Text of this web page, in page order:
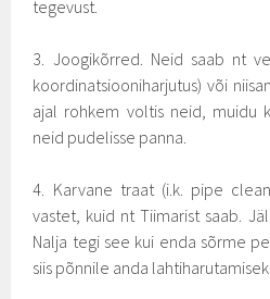
tegevust.
3. Joogikõrred. Neid saab nt
koordinatsiooniharjutus) või
ajal rohkem voltis neid, muidu
neid pudelisse panna.
4. Karvane traat (i.k. pipe
vastet, kuid nt Tiimarist saab.
Nalja tegi see kui enda sõrme
siis põnnile anda